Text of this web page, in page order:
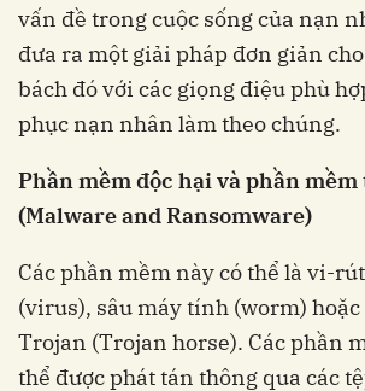
vấn đề trong cuộc sống của nạn
đưa ra một giải pháp đơn giản
bách đó với các giọng điệu phù
phục nạn nhân làm theo chúng.
Phần mềm độc hại và phần
(Malware and Ransomware)
Các phần mềm này có thể là vi-
(virus), sâu máy tính (worm)
Trojan (Trojan horse). Các phần
thể được phát tán thông qua các